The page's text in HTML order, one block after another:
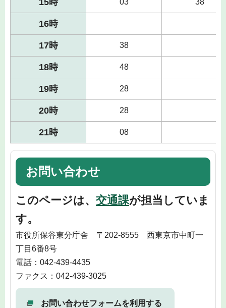
16時
17時 38
18時 48
19時 28
20時 28
21時 08
お問い合わせ
このページは、 交通課が担当していま
す。
市役所保谷東分庁舎 〒202-8555 西東京市中町一
丁目6番8号
電話：042-439-4435
ファクス：042-439-3025
お問い合わせフォームを利用する